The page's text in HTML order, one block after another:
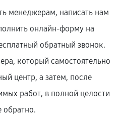
менеджерам, написать нам
онлайн-форму на
обратный звонок.
который самостоятельно
центр, а затем, после
работ, в полной целости
обратно.